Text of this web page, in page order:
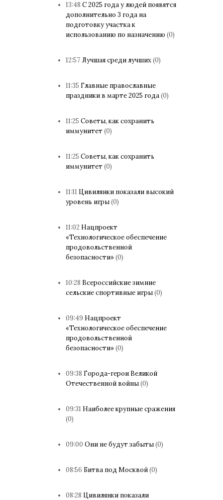
13:48 С 2025 года у людей появятся
дополнительно 3 года на
подготовку участка к
использованию по назначению (0)
12:57Лучшая среди лучших(0)
11:35 Главные православные
праздники в марте 2025 года(0)
11:25 Советы, как сохранить
иммунитет (0)
11:25 Советы, как сохранить
иммунитет (0)
11:11 Цивилянки показали высокий
уровень игры(0)
11:02 Нацпроект
«Технологическое обеспечение
продовольственной
безопасности»(0)
10:28 Всероссийские зимние
сельские спортивные игры(0)
09:49 Нацпроект
«Технологическое обеспечение
продовольственной
безопасности»(0)
09:38 Города-герои Великой
Отечественной войны(0)
09:31 Наиболее крупные сражения
(0)
09:00 Они не будут забыты(0)
08:56 Битва под Москвой(0)
08:28 Цивилянки показали